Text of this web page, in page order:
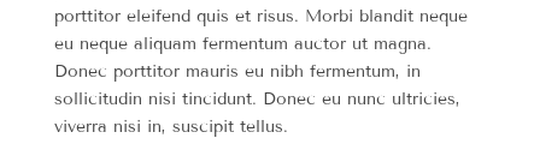
porttitor eleifend quis et risus. Morbi blandit neque
eu neque aliquam fermentum auctor ut magna.
Donec porttitor mauris eu nibh fermentum, in
sollicitudin nisi tincidunt. Donec eu nunc ultricies,
viverra nisi in, suscipit tellus.